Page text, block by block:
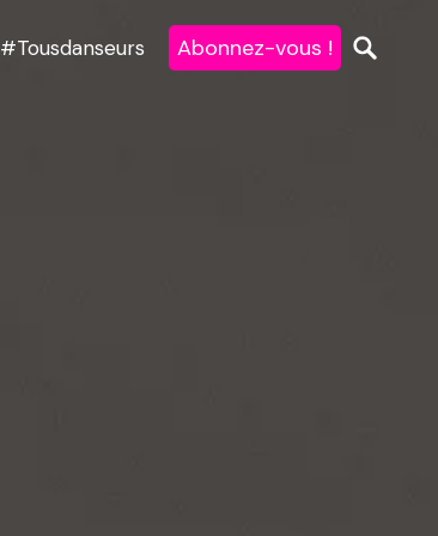
#Tousdanseurs Abonnez-vous !